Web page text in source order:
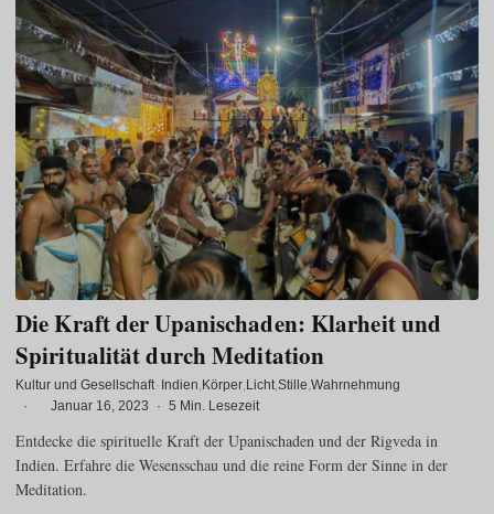
Die Kraft der Upanischaden: Klarheit und
Spiritualität durch Meditation
Kultur und Gesellschaft· Indien Körper Licht Stille Wahrnehmung
·
Januar 16, 2023 · 5 Min. Lesezeit
Entdecke die spirituelle Kraft der Upanischaden und der Rigveda in
Indien. Erfahre die Wesensschau und die reine Form der Sinne in der
Meditation.